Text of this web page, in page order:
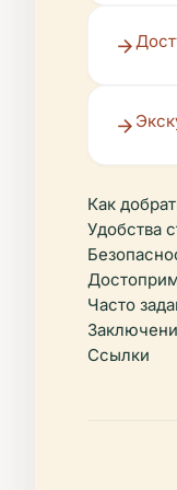
Как
Удобства
Часто
Ссылки